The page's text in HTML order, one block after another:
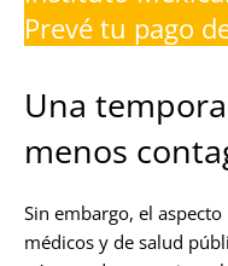
Prevé tu pago
Una
menos
Sin embargo, el
médicos y de salud